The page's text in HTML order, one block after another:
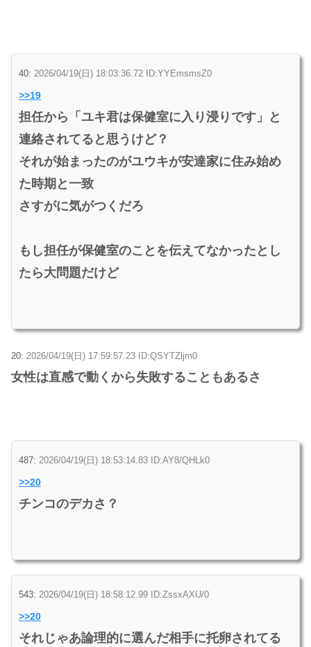
40: 2026/04/19(日) 18:03:36.72 ID:YYEmsmsZ0
>>19
担任から「ユキ君は保健室に入り浸りです」と
連絡されてると思うけど？
それが始まったのがユウキが安達家に住み始め
た時期と一致
さすがに気がつくだろ
もし担任が保健室のことを伝えてなかったとし
たら大問題だけど
20: 2026/04/19(日) 17:59:57.23 ID:QSYTZljm0
女性は直感で動くから失敗することもあるさ
487: 2026/04/19(日) 18:53:14.83 ID:AY8/QHLk0
>>20
チンコのデカさ？
543: 2026/04/19(日) 18:58:12.99 ID:ZssxAXU/0
>>20
それじゃあ論理的に選んだ相手に托卵されてる